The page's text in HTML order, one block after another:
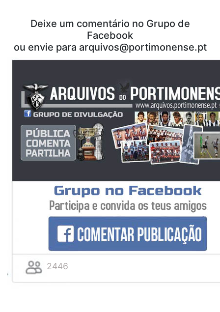
Deixe um comentário no Grupo de
Facebook
ou envie para arquivos@portimonense.pt
2446